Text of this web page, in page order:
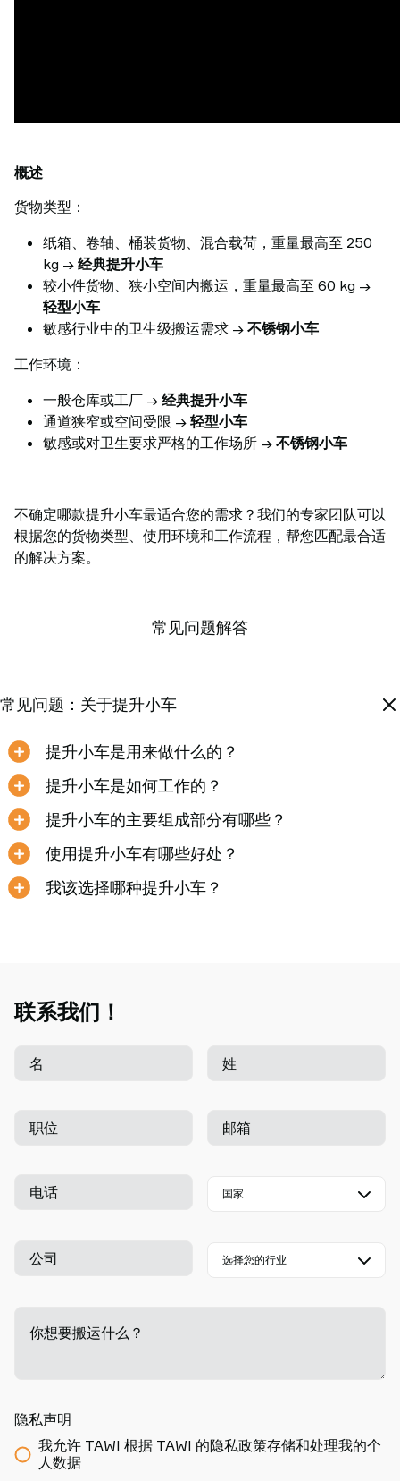
概述
货物类型：
纸箱、卷轴、桶装货物、混合载荷，重量最高至 250
kg → 经典提升小车
较小件货物、狭小空间内搬运，重量最高至 60 kg →
轻型小车
敏感行业中的卫生级搬运需求 → 不锈钢小车
工作环境：
一般仓库或工厂 → 经典提升小车
通道狭窄或空间受限 → 轻型小车
敏感或对卫生要求严格的工作场所 → 不锈钢小车
不确定哪款提升小车最适合您的需求？我们的专家团队可以
根据您的货物类型、使用环境和工作流程，帮您匹配最合适
的解决方案。
常见问题解答
常见问题：关于提升小车
提升小车是用来做什么的？
提升小车是如何工作的？
提升小车的主要组成部分有哪些？
使用提升小车有哪些好处？
我该选择哪种提升小车？
联系我们！
名 姓
职位 邮箱
电话
公司
你想要搬运什么？
隐私声明
我允许 TAWI 根据 TAWI 的隐私政策存储和处理我的个
人数据